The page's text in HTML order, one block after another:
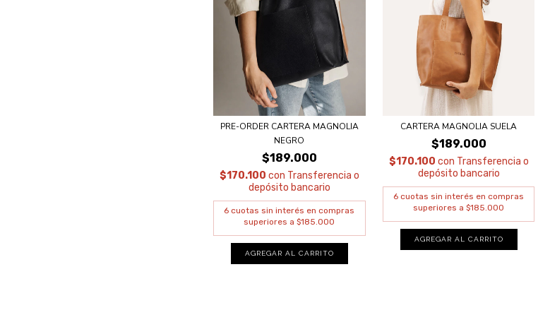
PRE-ORDER CARTERA MAGNOLIA
NEGRO
$189.000
$170.100 con Transferencia o
depósito bancario
CARTERA MAGNOLIA SUELA
$189.000
$170.100 con Transferencia o
depósito bancario